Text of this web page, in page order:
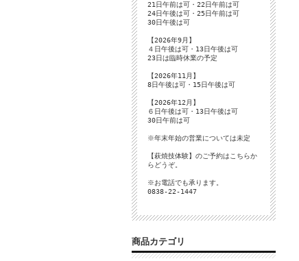
21日午前は可・22日午前は可
24日午後は可・25日午前は可
30日午後は可
【2026年9月】
４日午後は可・13日午後は可
23日は臨時休業の予定
【2026年11月】
8日午後は可・15日午後は可
【2026年12月】
６日午後は可・13日午後は可
30日午前は可
※年末年始の営業については未定
【萩焼技体験】のご予約は こちらか
らどうぞ。
※お電話でも承ります。
0838-22-1447
商品カテゴリ